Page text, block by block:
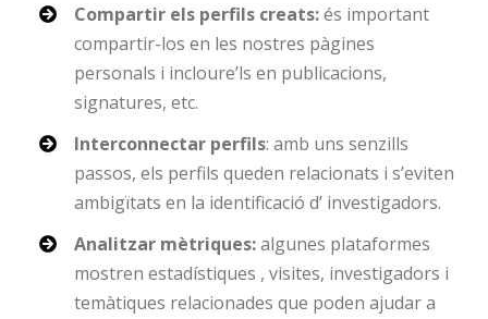
Compartir els perfils creats:és important
compartir-los en les nostres pàgines
personals i incloure’ls en publicacions,
signatures, etc.
Interconnectar perfils: amb uns senzills
passos, els perfils queden relacionats i s’eviten
ambigïtats en la identificació d’ investigadors.
Analitzar mètriques:algunes plataformes
mostren estadístiques , visites, investigadors i
temàtiques relacionades que poden ajudar a